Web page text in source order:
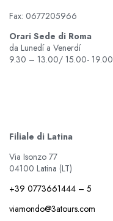
Fax: 0677205966
Orari Sede di Roma
da Lunedí a Venerdí
9.30 – 13.00/ 15.00- 19.00
Filiale di Latina
Via Isonzo 77
04100 Latina (LT)
+39 0773661444 – 5
viamondo@3atours.com